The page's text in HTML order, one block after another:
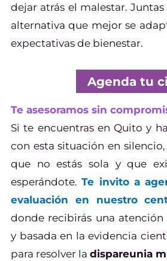
dejar atrás el malestar.
alternativa que mejor se
expectativas de bienestar.
Agenda tu
Te asesoramos sin
Si te encuentras en Quito y
con esta situación en
que no estás sola y que
esperándote.Te invito a
evaluación en nuestro
donde recibirás una atención
y basada en la evidencia
para resolver la dispareunia